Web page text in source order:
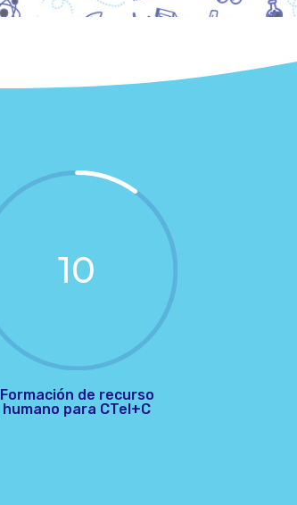
10
Formación de recurso
humano para CTeI+C